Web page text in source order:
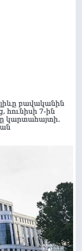
բավականին
հունիսի 7-ին
կարտահայտի․